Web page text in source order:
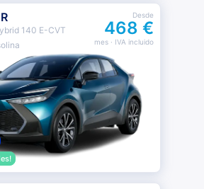
140 E-CVT
Desde
468 €
mes· IVA incluido